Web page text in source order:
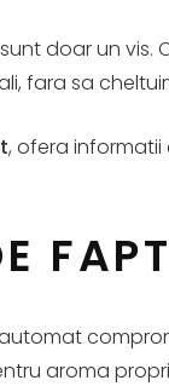
doar un
fara sa
, ofera informatii
aroma